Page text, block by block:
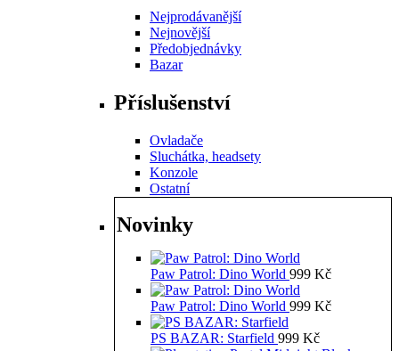
Nejprodávanější
Nejnovější
Předobjednávky
Bazar
Příslušenství
Ovladače
Sluchátka, headsety
Konzole
Ostatní
Novinky
Paw Patrol: Dino World 999 Kč
Paw Patrol: Dino World 999 Kč
PS BAZAR: Starfield 999 Kč